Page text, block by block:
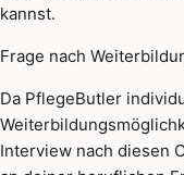
kannst.
Frage nach
Da PflegeButler
Interview nach diesen